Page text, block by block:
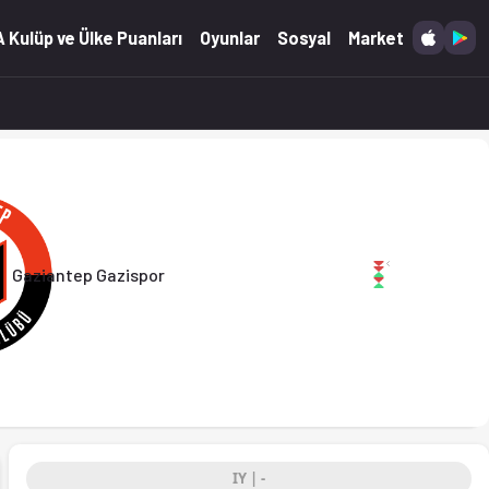
(11.01.2026)
Kulüp ve Ülke Puanları Oyunlar Sosyal Market
Gaziantep Gazispor
IY | -